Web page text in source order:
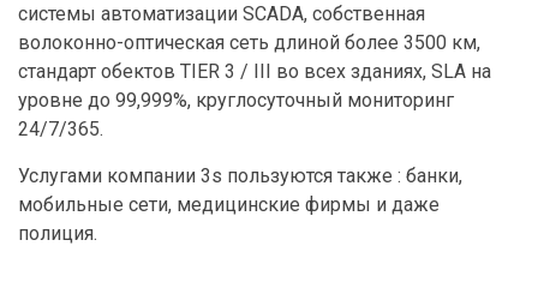
системы автоматизации SCADA, собственная
волоконно-оптическая сеть длиной более 3500 км,
стандарт обектов TIER 3 / III во всех зданиях, SLA на
уровне до 99,999%, круглосуточный мониторинг
24/7/365.
Услугами компании 3s пользуются также : банки,
мобильные сети, медицинские фирмы и даже
полиция.